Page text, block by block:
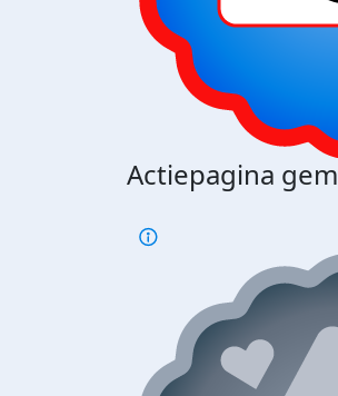
Actiepagina